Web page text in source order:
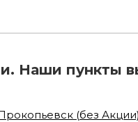
Наши пункты
(без Акции)